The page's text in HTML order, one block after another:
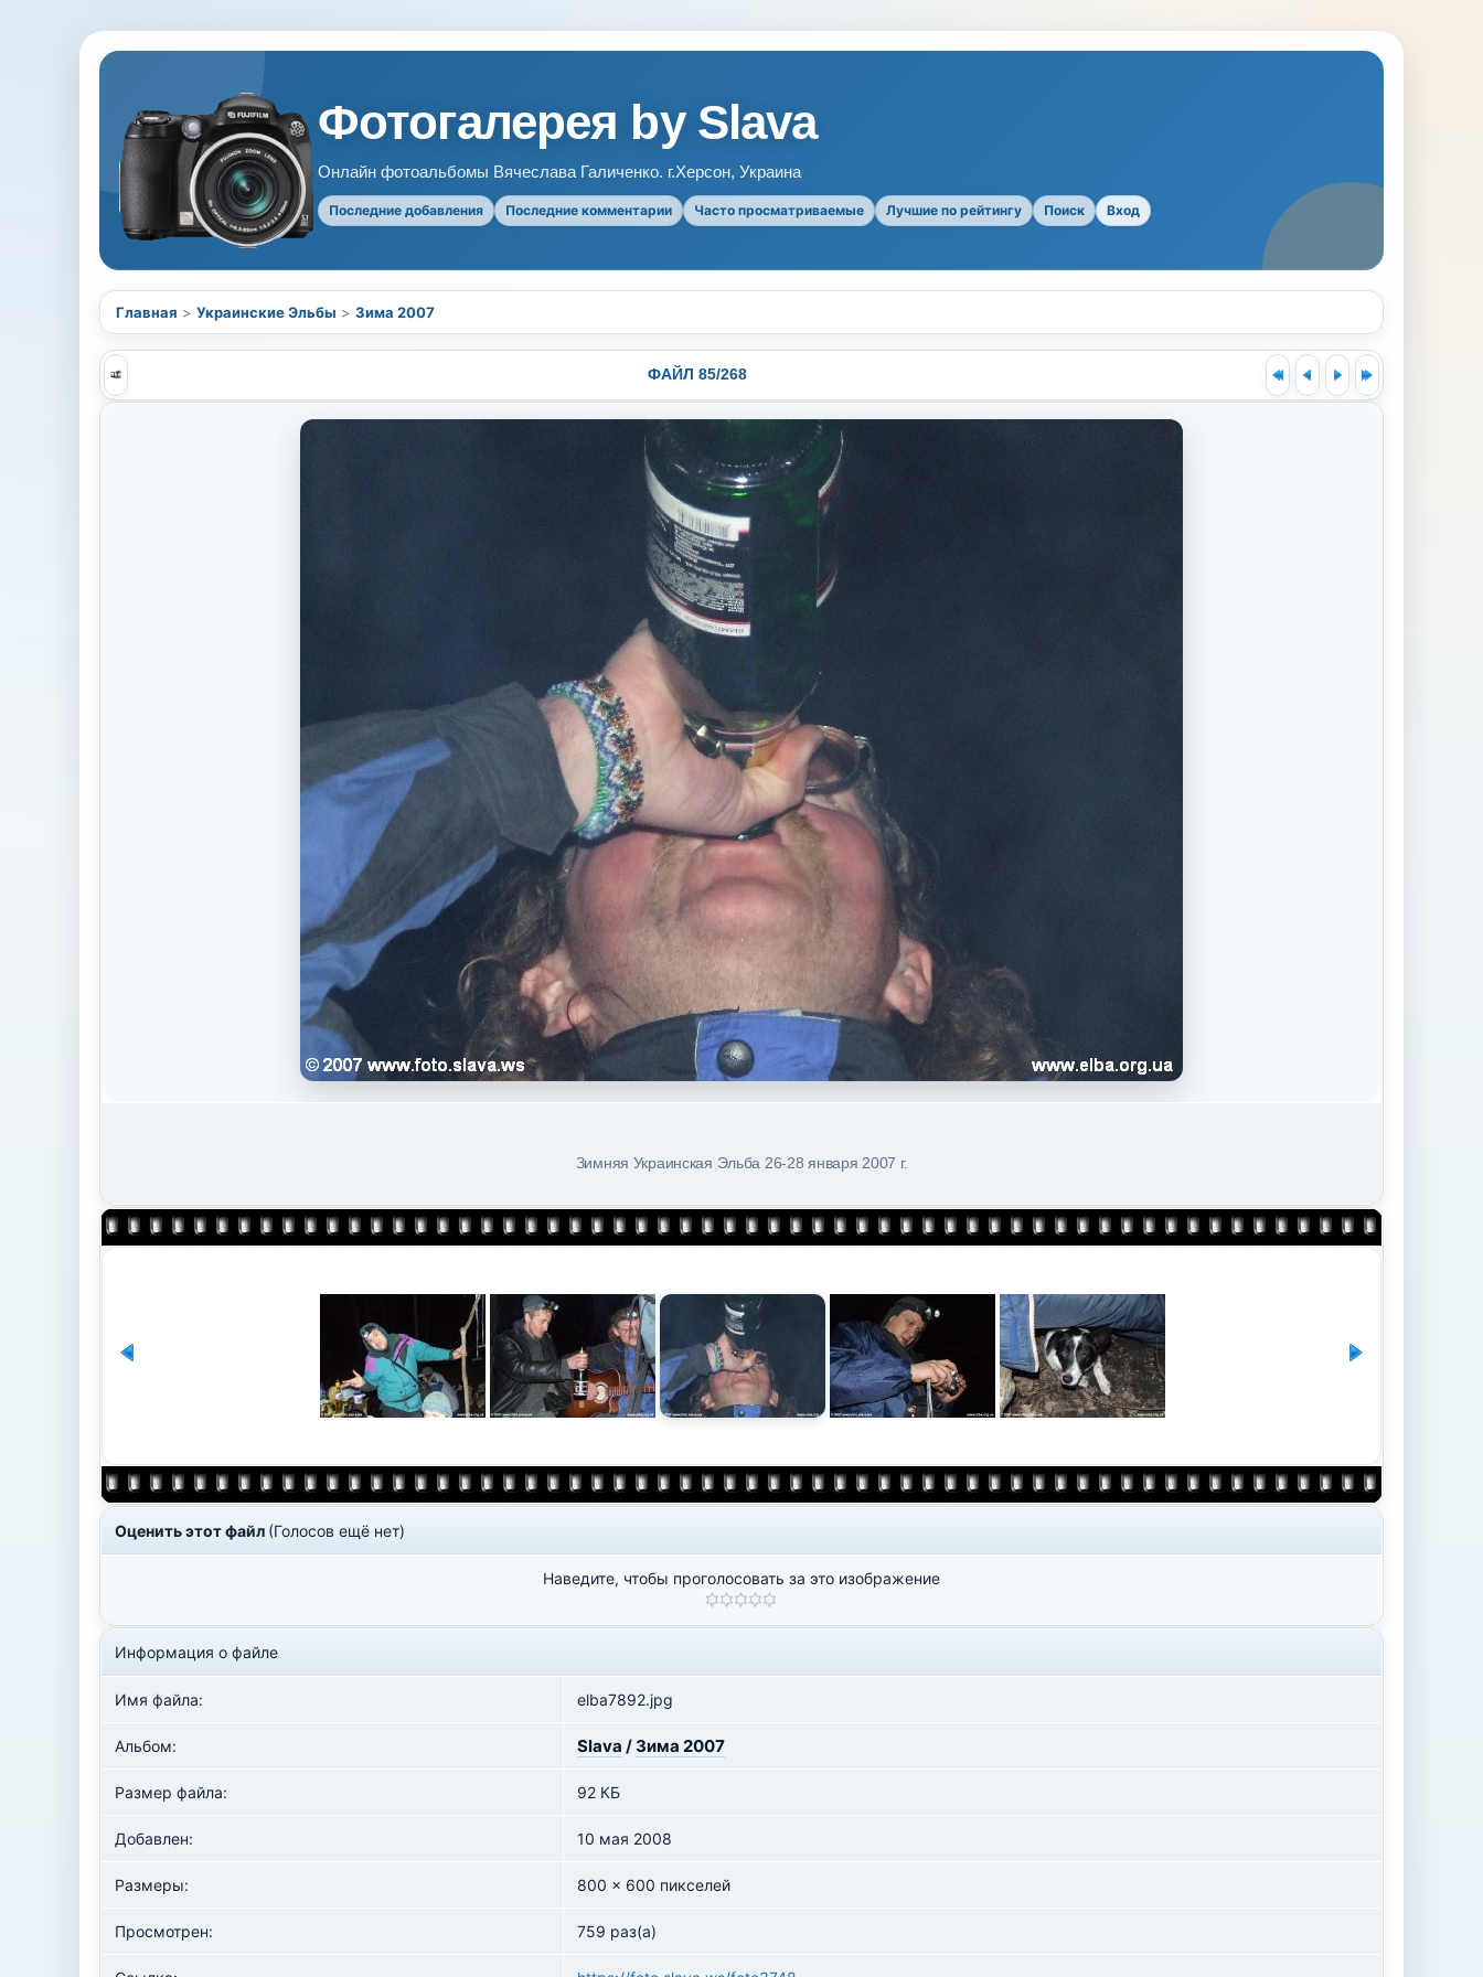
Фотогалерея by Slava
Онлайн фотоальбомы Вячеслава Галиченко. г.Херсон, Украина
Последние добавления Последние комментарии Часто просматриваемые Лучшие по рейтингу Поиск Вход
Главная > Украинские Эльбы > Зима 2007
ФАЙЛ 85/268
Зимняя Украинская Эльба 26-28 января 2007 г.
Оценить этот файл (Голосов ещё нет)
Наведите, чтобы проголосовать за это изображение
Информация о файле
Имя файла: elba7892.jpg
Альбом: Slava / Зима 2007
Размер файла: 92 КБ
Добавлен: 10 мая 2008
Размеры: 800 x 600 пикселей
Просмотрен: 759 раз(а)